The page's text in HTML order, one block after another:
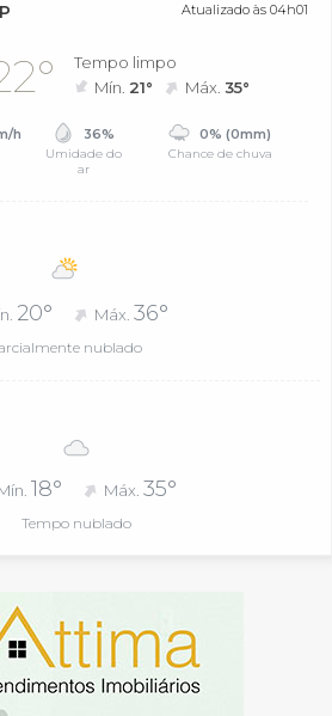
Atualizado às 04h01
Tempo limpo
Mín. 21° Máx.35°
h 36%
Umidade do
ar
0% (0mm)
Chance de chuva
20° Máx. 36°
nublado
18° Máx.35°
Tempo nublado